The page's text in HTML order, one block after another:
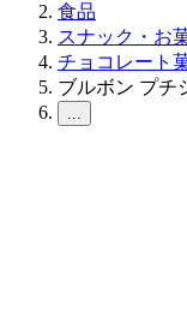
食品
スナック・お
チョコレート
ブルボン プチ
...